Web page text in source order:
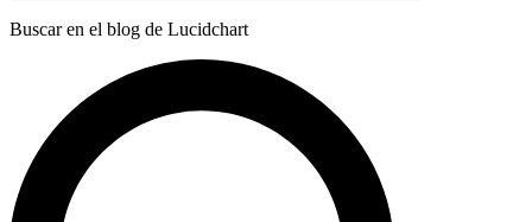
Buscar en el blog de Lucidchart